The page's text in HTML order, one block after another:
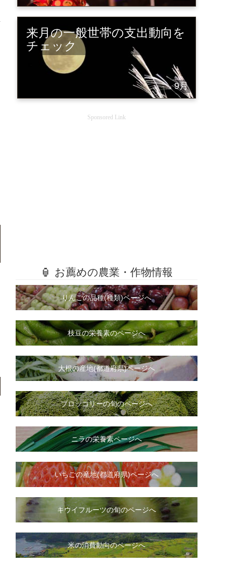
来月の一般世帯の支出動向を
チェック
9月
Sponsored Link
🏮 お薦めの農業・作物情報
りんごの品種(種類)ページへ
枝豆の栄養素のページへ
大根の産地(都道府県)ページへ
ブロッコリーの旬のページへ
ニラの栄養素ページへ
いちごの産地(都道府県)ページへ
キウイフルーツの旬のページへ
米の消費動向のページへ